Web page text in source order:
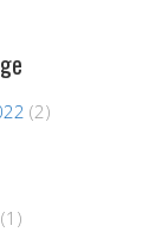
(2)
(1)